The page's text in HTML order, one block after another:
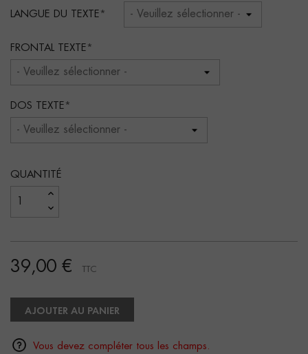
LANGUE DU TEXTE
FRONTAL TEXTE
DOS TEXTE
QUANTITÉ
39,00 € TTC
AJOUTER AU PANIER
Vous devez compléter tous les champs.